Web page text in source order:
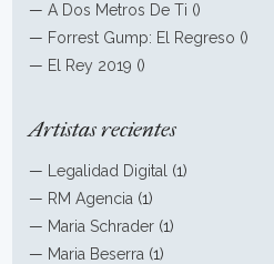
—A Dos Metros De Ti ()
— Forrest Gump: El Regreso ()
— El Rey 2019 ()
Artistas recientes
— Legalidad Digital
(1)
— RM Agencia (1)
— Maria Schrader (1)
— Maria Beserra (1)